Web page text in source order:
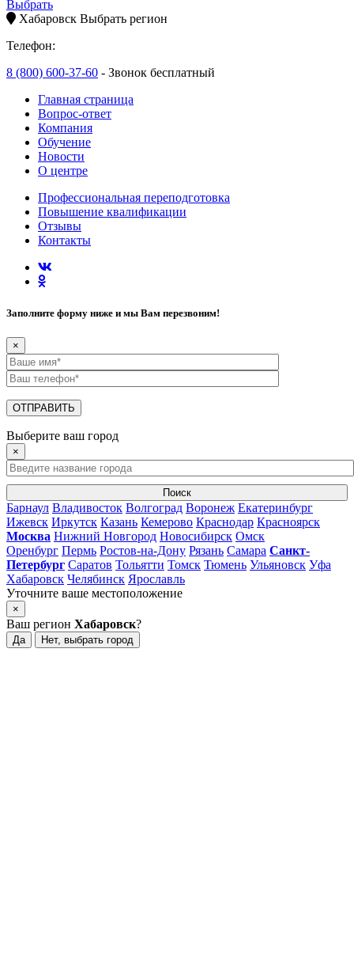
Выбрать
Хабаровск Выбрать регион
Телефон:
8 (800) 600-37-60 - Звонок бесплатный
Главная страница
Вопрос-ответ
Компания
Обучение
Новости
О центре
Профессиональная переподготовка
Повышение квалификации
Отзывы
Контакты
Заполните форму ниже и мы Вам перезвоним!
×
Выберите ваш город
×
Поиск
Барнаул Владивосток Волгоград Воронеж Екатеринбург
Ижевск Иркутск Казань Кемерово Краснодар Красноярск
Москва Нижний Новгород Новосибирск Омск
Оренбург Пермь Ростов-на-Дону Рязань Самара Санкт-
Петербург Саратов Тольятти Томск Тюмень Ульяновск Уфа
Хабаровск Челябинск Ярославль
Уточните ваше местоположение
×
Ваш регион Хабаровск?
Да Нет, выбрать город